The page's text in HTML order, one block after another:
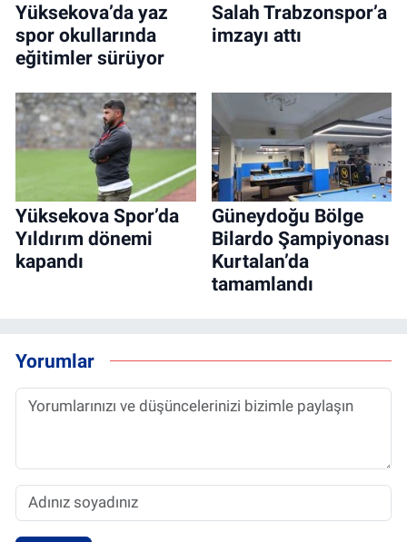
Yüksekova’da yaz
spor okullarında
eğitimler sürüyor
Salah Trabzonspor’a
imzayı attı
Yüksekova Spor’da
Yıldırım dönemi
kapandı
Güneydoğu Bölge
Bilardo Şampiyonası
Kurtalan’da
tamamlandı
Yorumlar